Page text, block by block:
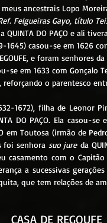
ancestrais Lopo
Felgueiras Gayo, título
DO PAÇO e ali
1645) casou-se em 1626
e foram senhores da
se em 1633 com Gonçalo
reforçando o parentesco
DO PAÇO. Ela casou-
em Toutosa (irmão de
foi senhora suo jure da
casamento com o
a sucessivas
que tem relações de
CASA DE REGOUFE